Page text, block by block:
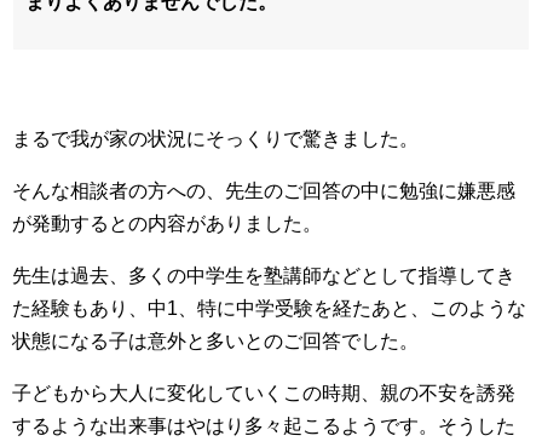
まるで我が家の状況にそっくりで驚きました。
そんな相談者の方への、先生のご回答の中に勉強に嫌悪感
が発動するとの内容がありました。
先生は過去、多くの中学生を塾講師などとして指導してき
た経験もあり、中1、特に中学受験を経たあと、このような
状態になる子は意外と多いとのご回答でした。
子どもから大人に変化していくこの時期、親の不安を誘発
するような出来事はやはり多々起こるようです。そうした